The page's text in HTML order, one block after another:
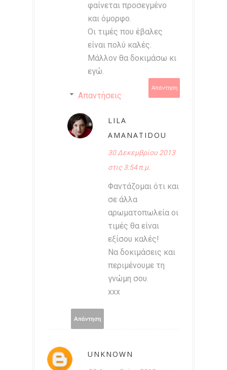
φαίνεται προσεγμένο
και όμορφο.
Οι τιμές που έβαλες
είναι πολύ καλές.
Μάλλον θα δοκιμάσω κι
εγώ.
Απάντηση
Απαντήσεις
LILA
AMANATIDOU
30 Δεκεμβρίου 2013
στις 3:54 π.μ.
Φαντάζομαι ότι και
σε άλλα
αρωματοπωλεία οι
τιμές θα είναι
εξίσου καλές!
Να δοκιμάσεις και
περιμένουμε τη
γνώμη σου.
xxx
Απάντηση
UNKNOWN